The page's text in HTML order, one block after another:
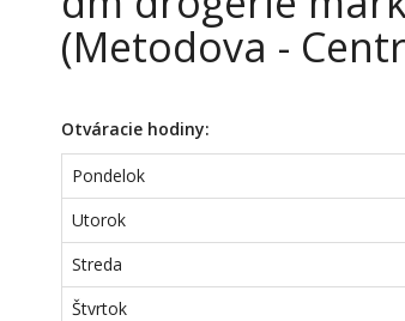
(Metodova -
Otváracie hodiny:
Pondelok
Utorok
Streda
Štvrtok